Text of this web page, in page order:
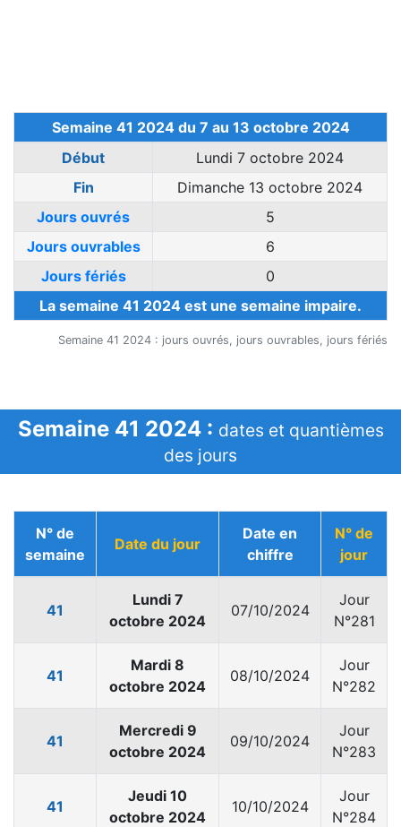
Semaine 41 2024 : jours ouvrés, jours ouvrables, jours fériés
Semaine 41 2024 du 7 au 13 octobre 2024
Début
Lundi 7 octobre 2024
Fin
Dimanche 13 octobre 2024
Jours ouvrés
5
Jours ouvrables
6
Jours fériés
0
La semaine 41 2024 est une semaine impaire.
Semaine 41 2024 : dates et quantièmes
des jours
N° de
semaine
Date du jour
Date en
chiffre
N° de
jour
41
Lundi 7
octobre 2024
07/10/2024
Jour
N°281
41
Mardi 8
octobre 2024
08/10/2024
Jour
N°282
41
Mercredi 9
octobre 2024
09/10/2024
Jour
N°283
41
Jeudi 10
octobre 2024
10/10/2024
Jour
N°284